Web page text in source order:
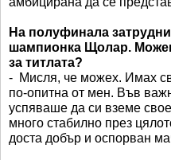
На полуфинала
шампионка Щолар.
за титлата?
- Мисля, че можех. Имах
по-опитна от мен. Във
успяваше да си вземе
много стабилно през
доста добър и оспорван